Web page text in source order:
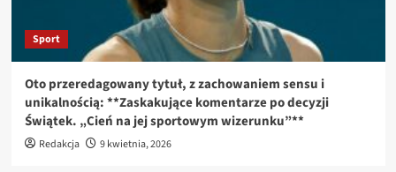
Sport
Oto przeredagowany tytuł, z zachowaniem sensu i
unikalnością: **Zaskakujące komentarze po decyzji
Świątek. „Cień na jej sportowym wizerunku”**
Redakcja 9 kwietnia, 2026